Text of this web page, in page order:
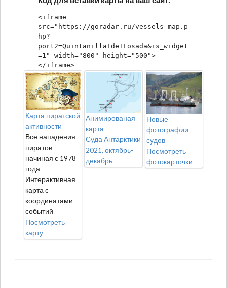
<iframe
src="https://goradar.ru/vessels_map.p
hp?
port2=Quintanilla+de+Losada&is_widget
=1" width="800" height="500">
</iframe>
Карта пиратской
активности
Все нападения
пиратов
начиная с 1978
года
Интерактивная
карта с
координатами
событий
Посмотреть
карту
Анимированая
карта
Суда Антарктики
2021, октябрь-
декабрь
Новые
фотографии
судов
Посмотреть
фотокарточки